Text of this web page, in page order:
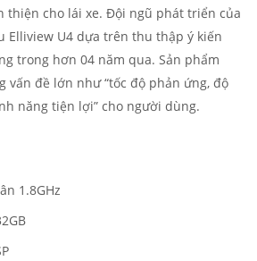
thiện cho lái xe. Đội ngũ phát triển của
Elliview U4 dựa trên thu thập ý kiến
trong hơn 04 năm qua. Sản phẩm
vấn đề lớn như “tốc độ phản ứng, độ
năng tiện lợi” cho người dùng.
1.8GHz